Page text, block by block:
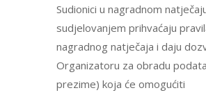
Sudionici u nagradnom
sudjelovanjem prihvaćaju
nagradnog natječaja i daju
Organizatoru za obradu
prezime) koja će omogućiti